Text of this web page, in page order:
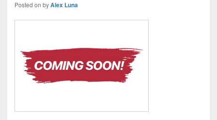
Posted on byAlex Luna